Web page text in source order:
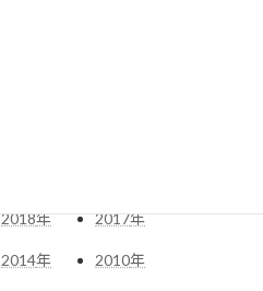
2018年 2017年
2014年 2010年